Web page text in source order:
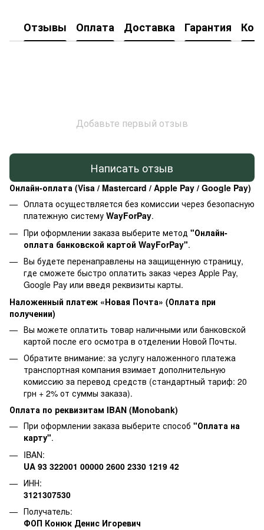
Отзывы Оплата Доставка Гарантия
Добавьте первый отзыв
Написать отзыв
Онлайн-оплата (Visa / Mastercard / Apple Pay / Google Pay)
Оплата осуществляется без комиссии через безопасную
платежную систему WayForPay.
При оформлении заказа выберите метод "Онлайн-
оплата банковской картой WayForPay".
Вы будете перенаправлены на защищенную страницу,
где сможете быстро оплатить заказ через Apple Pay,
Google Pay или введя реквизиты карты.
Наложенный платеж «Новая Почта» (Оплата при
получении)
Вы можете оплатить товар наличными или банковской
картой после его осмотра в отделении Новой Почты.
Обратите внимание: за услугу наложенного платежа
транспортная компания взимает дополнительную
комиссию за перевод средств (стандартный тариф: 20
грн + 2% от суммы заказа).
Оплата по реквизитам IBAN (Monobank)
При оформлении заказа выберите способ "Оплата на
карту".
IBAN:
UA 93 322001 00000 2600 2330 1219 42
ИНН:
3121307530
Получатель:
ФОП Конюк Денис Игоревич